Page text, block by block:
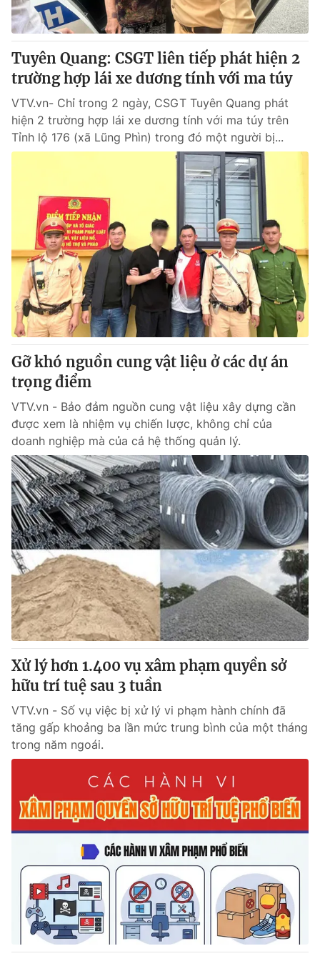
Cơ quan báo chí:
Thời báo VTV
Giấy phép hoạt động báo in và báo điện tử số 483/GP-BTTTT
Tổng Biên tập:Vũ Thanh Thủy
Phó Tổng Biên tập: Nguyễn Thị Mỹ Hạnh, Phạm Quốc Thắng,
Nguyễn Trọng Ninh
Tổng đài VTV:024.38 355 931 - 024.38 355 932
Ðiện thoại Thời báo VTV:024.66 897 897
® Cấm sao chép dưới mọi hình thức nếu không có sự chấp
thông tin từ website này.
Tuyên Quang: CSGT liên tiếp phát hiện 2
trường hợp lái xe dương tính với ma túy
VTV.vn- Chỉ trong 2 ngày, CSGT Tuyên Quang phát
hiện 2 trường hợp lái xe dương tính với ma túy trên
Tỉnh lộ 176 (xã Lũng Phìn) trong đó một người bị...
Gỡ khó nguồn cung vật liệu ở các dự án
trọng điểm
VTV.vn - Bảo đảm nguồn cung vật liệu xây dựng cần
được xem là nhiệm vụ chiến lược, không chỉ của
doanh nghiệp mà của cả hệ thống quản lý.
Xử lý hơn 1.400 vụ xâm phạm quyền sở
hữu trí tuệ sau 3 tuần
VTV.vn - Số vụ việc bị xử lý vi phạm hành chính đã
tăng gấp khoảng ba lần mức trung bình của một tháng
trong năm ngoái.